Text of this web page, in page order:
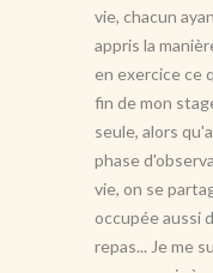
vie, chacun
appris la
en exercice ce
fin de mon
seule, alors
phase
vie, on se
occupée aussi
repas... Je me